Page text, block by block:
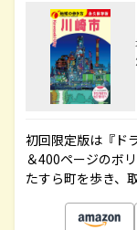
初回限定版は『ド
＆400ページのボ
たすら町を歩き、